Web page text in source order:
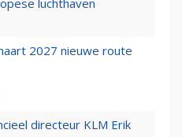
luchthaven
2027 nieuwe route
directeur KLM Erik